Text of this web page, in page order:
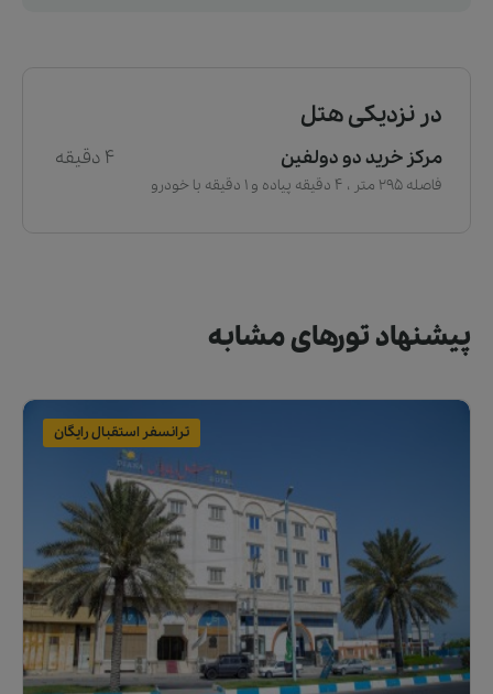
در نزدیکی هتل
مرکز خرید دو دولفین 4 دقیقه
فاصله 295 متر ، 4 دقیقه پیاده و 1 دقیقه با خودرو
پیشنهاد تورهای مشابه
ترانسفر استقبال رایگان